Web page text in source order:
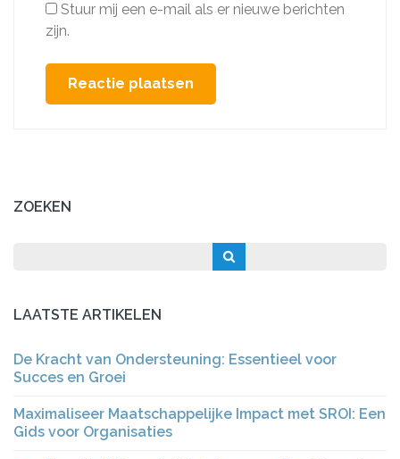
Stuur mij een e-mail als er nieuwe berichten
zijn.
ZOEKEN
LAATSTE ARTIKELEN
De Kracht van Ondersteuning: Essentieel voor
Succes en Groei
Maximaliseer Maatschappelijke Impact met SROI: Een
Gids voor Organisaties